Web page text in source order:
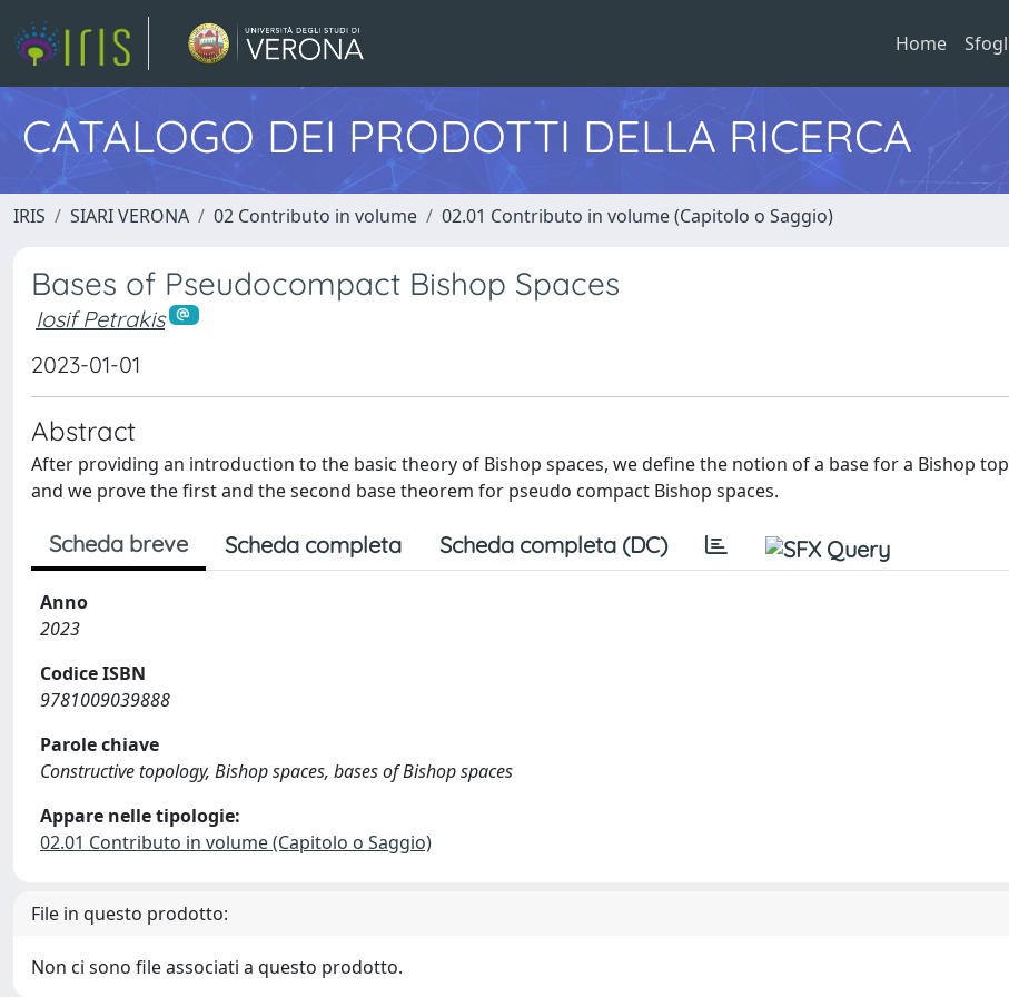
Home
CATALOGO DEI PRODOTTI DELLA RICERCA
IRIS SIARI VERONA 02 Contributo in volume 02.01 Contributo in volume (Capitolo o Saggio)
Bases of Pseudocompact Bishop Spaces
Iosif Petrakis
2023-01-01
Abstract
After providing an introduction to the basic theory of Bishop spaces, we define the notion of a base for a Bishop
and we prove the first and the second base theorem for pseudo compact Bishop spaces.
Scheda breve Scheda completa Scheda completa (DC)
Anno
2023
Codice ISBN
9781009039888
Parole chiave
Constructive topology, Bishop spaces, bases of Bishop spaces
Appare nelle tipologie:
02.01 Contributo in volume (Capitolo o Saggio)
File in questo prodotto:
Non ci sono file associati a questo prodotto.